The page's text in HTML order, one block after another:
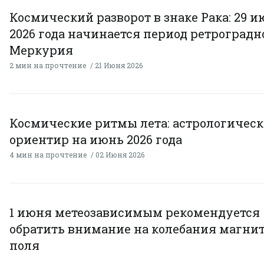
Космический разворот в знаке Рака: 29
2026 года начинается период
Меркурия
2 мин на прочтение 21 Июня 2026
Космические ритмы лета:
ориентир на июнь 2026 года
4 мин на прочтение 02 Июня 2026
1 июня метеозависимым рекомендуется
обратить внимание на колебания
поля